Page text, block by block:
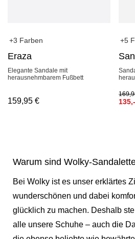
+3 Farben
Eraza
Elegante Sandale mit
herausnehmbarem Fußbett
159,95 €
+5
Warum sind Wolky-
Bei Wolky ist es unser erklärtes
wunderschönen und dabei
glücklich zu machen. Deshalb
alle unsere Schuhe – auch die